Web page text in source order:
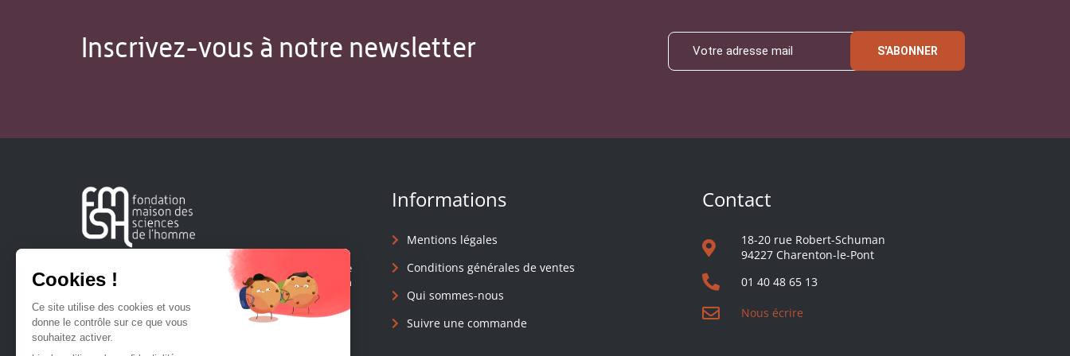
Inscrivez-vous à notre newsletter S'ABONNER
Créée en 1963, la Fondation Maison Sciences de l'Homme
soutient la recherche et la diffusion des connaissances en
Informations
Mentions légales
Conditions générales de ventes
Qui sommes-nous
Suivre une commande
Contact
18-20 rue Robert-Schuman
94227 Charenton-le-Pont
01 40 48 65 13
Nous écrire